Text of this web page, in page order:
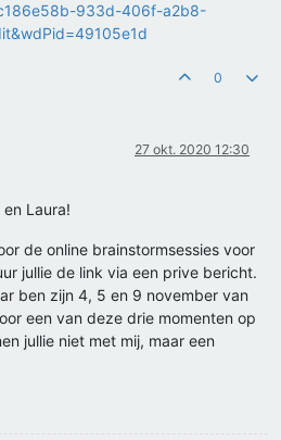
933d-406f-a2b8-
0
27 okt. 2020 12:30
Laura!
de online brainstormsessies voor
jullie de link via een prive bericht.
ben zijn 4, 5 en 9 november van
een van deze drie momenten op
jullie niet met mij, maar een